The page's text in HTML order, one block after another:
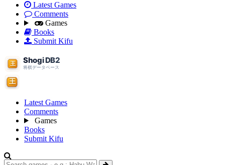
Latest Games
Comments
Games
Books
Submit Kifu
Latest Games
Comments
Games
Books
Submit Kifu